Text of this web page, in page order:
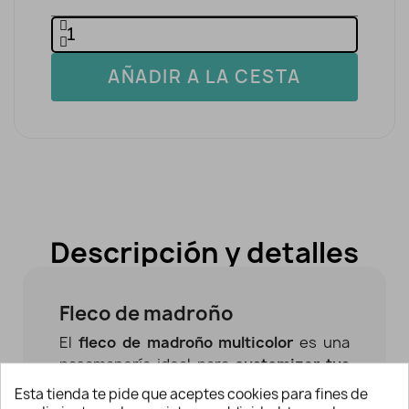
AÑADIR A LA CESTA
Descripción y detalles
Fleco de madroño
El fleco de madroño multicolor es una
pasamanería ideal paracustomizar tus
prendasasí como manualidades,
Esta tienda te pide que aceptes cookies para fines de